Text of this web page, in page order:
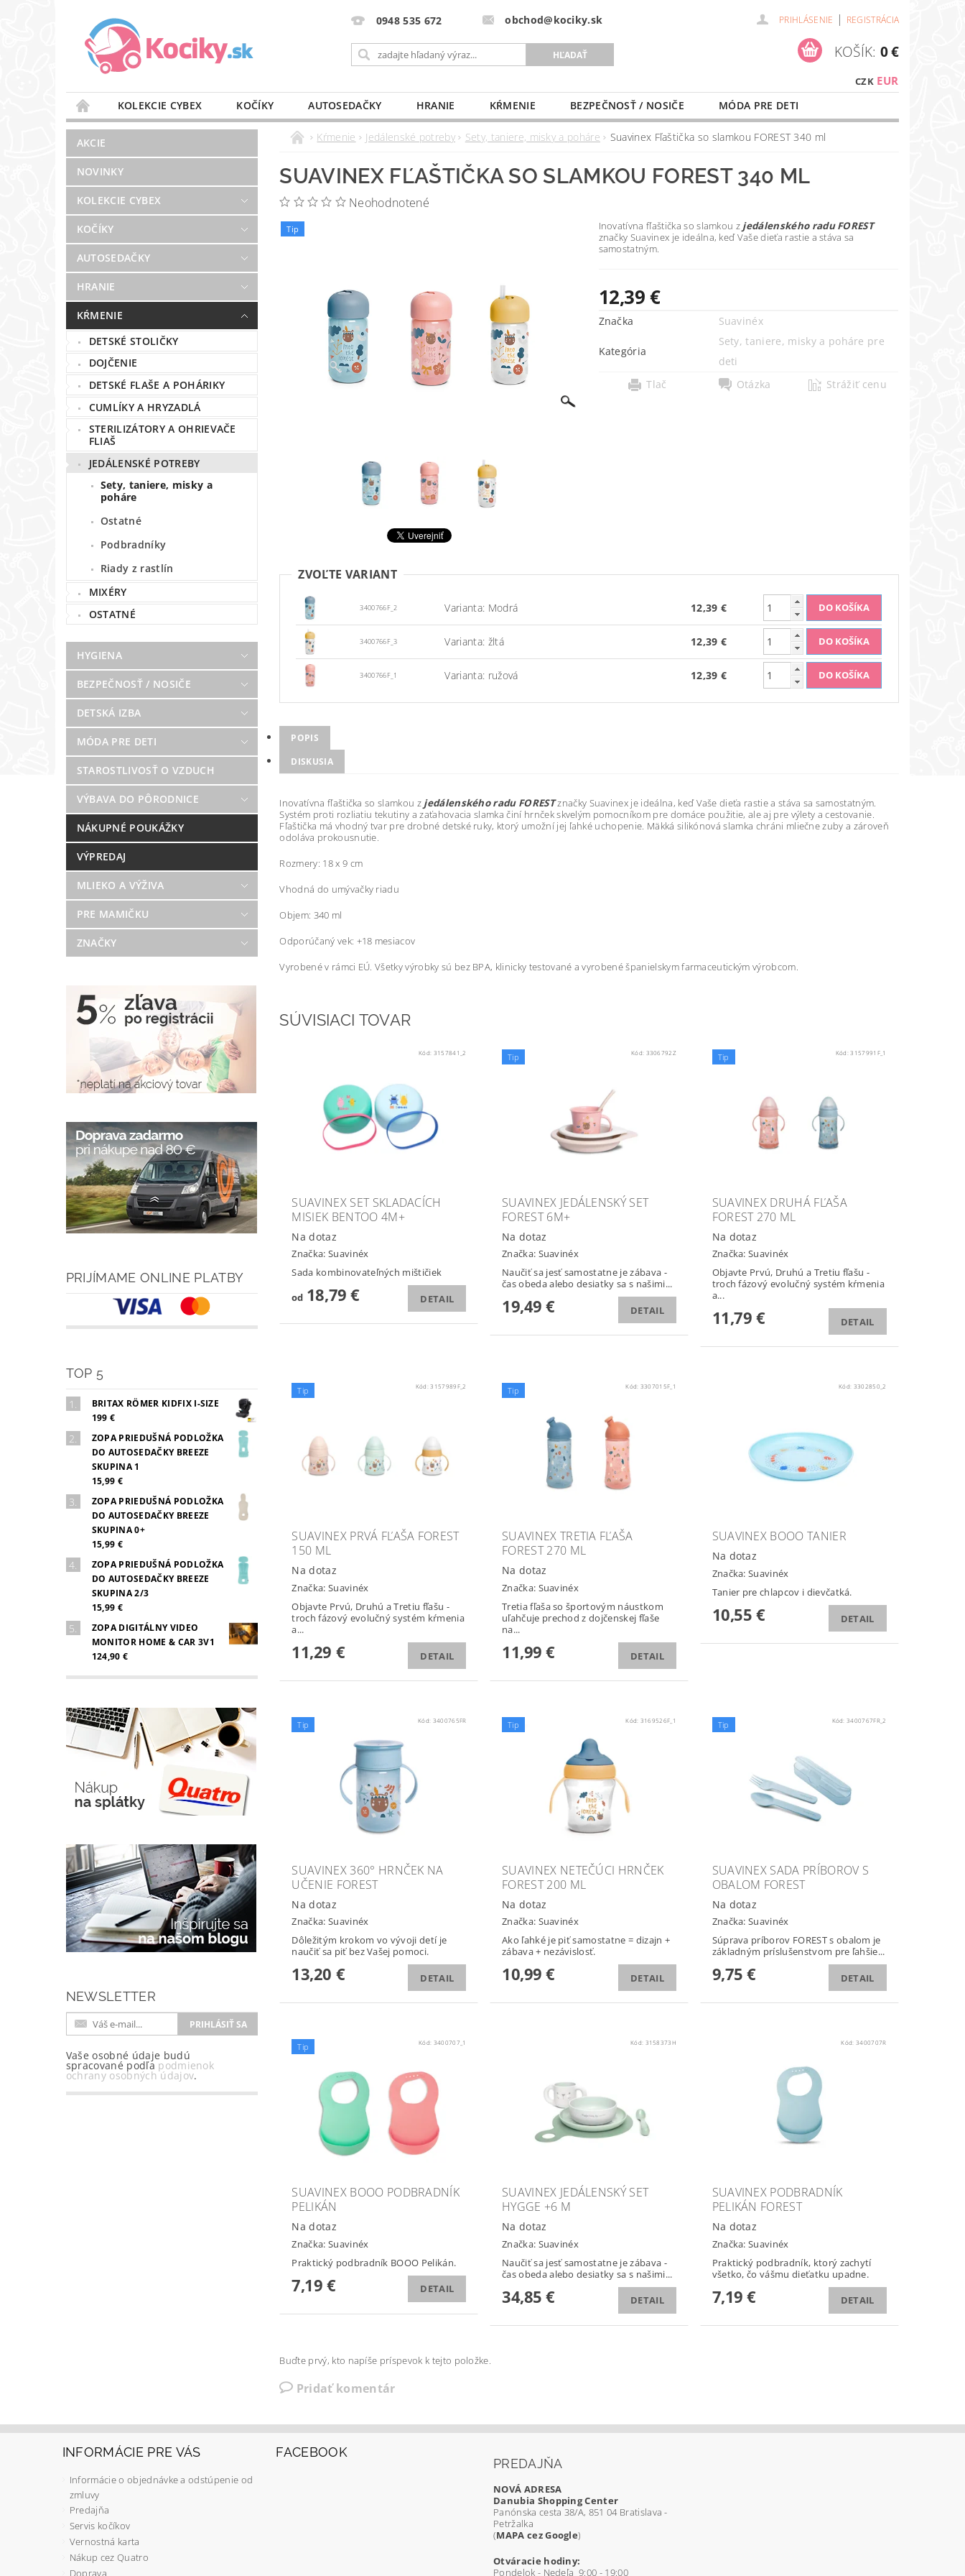
0948 535 672 obchod@kociky.sk PRIHLÁSENIE | REGISTRÁCIA
CZK EUR
KOŠÍK: 0 €
KOLEKCIE CYBEX KOČÍKY AUTOSEDAČKY HRANIE KŔMENIE BEZPEČNOSŤ / NOSIČE
MÓDA PRE DETI
STAROSTLIVOSŤ O VZDUCH
VÝBAVA DO PÔRODNICE MLIEKO A VÝŽIVA PRE MAMIČKU NAŠE SLUŽBY
O NÁKUPE
BLOG
PREDAJŇA KONTAKT
AKCIE
NOVINKY
KOLEKCIE CYBEX
KOČÍKY
AUTOSEDAČKY
HRANIE
KŔMENIE
DETSKÉ STOLIČKY
DOJČENIE
DETSKÉ FLAŠE A POHÁRIKY
CUMLÍKY A HRYZADLÁ
STERILIZÁTORY A OHRIEVAČE
FLIAŠ
JEDÁLENSKÉ POTREBY
Sety, taniere, misky a
poháre
Ostatné
Podbradníky
Riady z rastlín
MIXÉRY
OSTATNÉ
HYGIENA
BEZPEČNOSŤ / NOSIČE
DETSKÁ IZBA
MÓDA PRE DETI
STAROSTLIVOSŤ O VZDUCH
VÝBAVA DO PÔRODNICE
NÁKUPNÉ POUKÁŽKY
VÝPREDAJ
MLIEKO A VÝŽIVA
PRE MAMIČKU
ZNAČKY
PRIJÍMAME ONLINE PLATBY
TOP 5
BRITAX RÖMER KIDFIX I-SIZE
199 €
ZOPA PRIEDUŠNÁ PODLOŽKA
DO AUTOSEDAČKY BREEZE
SKUPINA 1
15,99 €
ZOPA PRIEDUŠNÁ PODLOŽKA
DO AUTOSEDAČKY BREEZE
SKUPINA 0+
15,99 €
ZOPA PRIEDUŠNÁ PODLOŽKA
DO AUTOSEDAČKY BREEZE
SKUPINA 2/3
15,99 €
ZOPA DIGITÁLNY VIDEO
MONITOR HOME & CAR 3V1
124,90 €
NEWSLETTER
Vaše osobné údaje budú
spracované podľa podmienok
ochrany osobných údajov.
Kŕmenie Jedálenské potreby Sety, taniere, misky a poháre Suavinex Fľaštička so slamkou FOREST 340 ml
SUAVINEX FĽAŠTIČKA SO SLAMKOU FOREST 340 ML
Neohodnotené
Tip Inovatívna fľaštička so slamkou z jedálenského radu FOREST
značky Suavinex je ideálna, keď Vaše dieťa rastie a stáva sa
samostatným.
12,39 €
Značka Suavinéx
Kategória
Sety, taniere, misky a poháre pre
deti
Tlač
Otázka Strážiť cenu
ZVOĽTE VARIANT
3400766F_2 Varianta: Modrá 12,39 €
3400766F_3 Varianta: žltá 12,39 €
3400766F_1 Varianta: ružová 12,39 €
POPIS
DISKUSIA
Inovatívna fľaštička so slamkou z jedálenského radu FORESTznačky Suavinex je ideálna, keď Vaše dieťa rastie a stáva sa samostatným.
Systém proti rozliatiu tekutiny a zaťahovacia slamka činí hrnček skvelým pomocníkom pre domáce použitie, ale aj pre výlety a cestovanie.
Fľaštička má vhodný tvar pre drobné detské ruky, ktorý umožní jej ľahké uchopenie. Mäkká silikónová slamka chráni mliečne zuby a zároveň
odoláva prokousnutie.
Rozmery: 18 x 9 cm
Vhodná do umývačky riadu
Objem: 340 ml
Odporúčaný vek: +18 mesiacov
Vyrobené v rámci EÚ. Všetky výrobky sú bez BPA, klinicky testované a vyrobené španielskym farmaceutickým výrobcom.
SÚVISIACI TOVAR
Kód: 3157841_2
SUAVINEX SET SKLADACÍCH
MISIEK BENTOO 4M+
Na dotaz
Značka: Suavinéx
Sada kombinovateľných mištičiek
od18,79 € DETAIL
Tip Kód: 3306792Z
SUAVINEX JEDÁLENSKÝ SET
FOREST 6M+
Na dotaz
Značka: Suavinéx
Naučiť sa jesť samostatne je zábava -
čas obeda alebo desiatky sa s našimi...
19,49 € DETAIL
Tip Kód:3157991F_1
SUAVINEX DRUHÁ FĽAŠA
FOREST 270 ML
Na dotaz
Značka:Suavinéx
Objavte Prvú, Druhú a Tretiu fľašu -
troch fázový evolučný systém kŕmenia
a...
11,79 € DETAIL
Tip Kód:3157989F_2
SUAVINEX PRVÁ FĽAŠA FOREST
150 ML
Na dotaz
Značka: Suavinéx
Objavte Prvú, Druhú a Tretiu fľašu -
troch fázový evolučný systém kŕmenia
a...
11,29 € DETAIL
Tip Kód: 3307015F_1
SUAVINEX TRETIA FĽAŠA
FOREST 270 ML
Na dotaz
Značka: Suavinéx
Tretia fľaša so športovým náustkom
uľahčuje prechod z dojčenskej fľaše
na...
11,99 € DETAIL
Kód: 3302850_2
SUAVINEX BOOO TANIER
Na dotaz
Značka:Suavinéx
Tanier pre chlapcov i dievčatká.
10,55 € DETAIL
Tip Kód: 3400765FR
SUAVINEX 360° HRNČEK NA
UČENIE FOREST
Na dotaz
Značka: Suavinéx
Dôležitým krokom vo vývoji detí je
naučiť sa piť bez Vašej pomoci.
13,20 € DETAIL
Tip Kód: 3169526F_1
SUAVINEX NETEČÚCI HRNČEK
FOREST 200 ML
Na dotaz
Značka: Suavinéx
Ako ľahké je piť samostatne = dizajn +
zábava + nezávislosť.
10,99 € DETAIL
Tip Kód:3400767FR_2
SUAVINEX SADA PRÍBOROV S
OBALOM FOREST
Na dotaz
Značka:Suavinéx
Súprava príborov FOREST s obalom je
základným príslušenstvom pre ľahšie...
9,75 € DETAIL
Tip Kód: 3400707_1
SUAVINEX BOOO PODBRADNÍK
PELIKÁN
Na dotaz
Značka: Suavinéx
Praktický podbradník BOOO Pelikán.
7,19 € DETAIL
Kód: 3158373H
SUAVINEX JEDÁLENSKÝ SET
HYGGE +6 M
Na dotaz
Značka: Suavinéx
Naučiť sa jesť samostatne je zábava -
čas obeda alebo desiatky sa s našimi...
34,85 € DETAIL
Kód:3400707R
SUAVINEX PODBRADNÍK
PELIKÁN FOREST
Na dotaz
Značka:Suavinéx
Praktický podbradník, ktorý zachytí
všetko, čo vášmu dieťatku upadne.
7,19 € DETAIL
Buďte prvý, kto napíše príspevok k tejto položke.
Pridať komentár
INFORMÁCIE PRE VÁS
Informácie o objednávke a odstúpenie od
zmluvy
Predajňa
Servis kočíkov
Vernostná karta
Nákup cez Quatro
Doprava
FACEBOOK
PREDAJŇA
NOVÁ ADRESA
Danubia Shopping Center
Panónska cesta 38/A, 851 04 Bratislava -
Petržalka
(MAPA cez Google)
Otváracie hodiny:
Pondelok - Nedeľa 9:00 - 19:00